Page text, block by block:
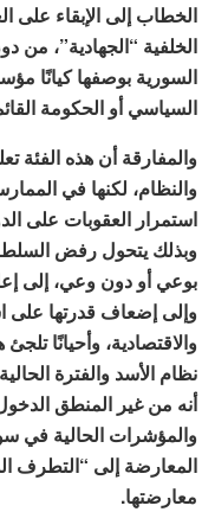
الخطاب إلى الإبقاء
الخلفية “الجهادية”، من
السورية بوصفها كيانًا
السياسي أو الحكومة
والمفارقة أن هذه الفئة
والنظام، لكنها في
استمرار العقوبات على
وبذلك يتحول رفض السلطة
بوعي أو دون وعي، إلى
وإلى إضعاف قدرتها على
والاقتصادية، وأحيانًا
نظام الأسد والفترة
أنه من غير المنطق
والمؤشرات الحالية في
المعارضة إلى “التطرف
معارضتها.